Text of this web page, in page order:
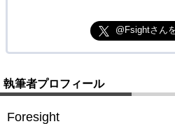
@Fsightさん
執筆者プロフィール
Foresight